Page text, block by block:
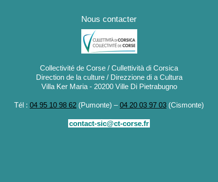
Nous contacter
Collectivité de Corse / Cullettività di Corsica
Direction de la culture / Direzzione di a Cultura
Villa Ker Maria - 20200 Ville Di Pietrabugno
Tél : 04 95 10 98 62 (Pumonte) –04 20 03 97 03 (Cismonte)
contact-sic@ct-corse.fr